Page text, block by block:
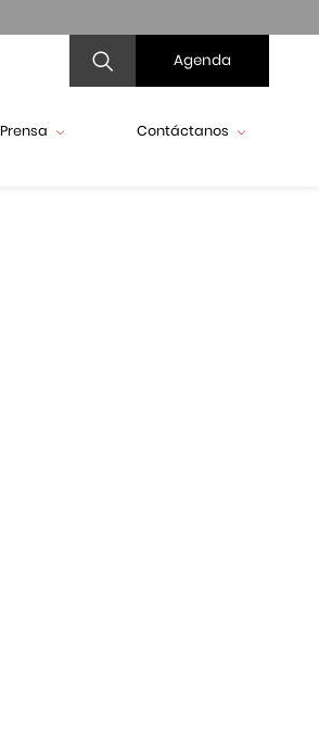
Agenda
Prensa Contáctanos